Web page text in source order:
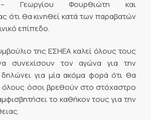
– Γεωργίου Φουρθιώτη και
ότι θα κινηθεί κατά των παραβατών
επίπεδο.
της ΕΣΗΕΑ καλεί όλους τους
συνεχίσουν τον αγώνα για την
για μία ακόμα φορά ότι θα
όλους όσοι βρεθούν στο στόχαστρο
το καθήκον τους για την